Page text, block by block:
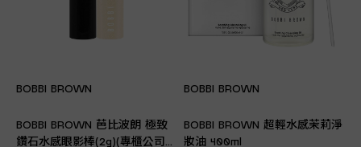
BOBBI BROWN
BOBBI BROWN 芭比波朗 極致
鑽石水感眼影棒(2g)(專櫃公司
BOBBI BROWN
BOBBI BROWN 超輕水感茉莉淨
妝油 400ml